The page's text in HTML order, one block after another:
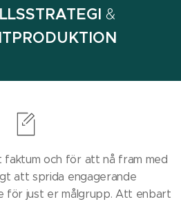
&
och för att nå fram med
att sprida engagerande
för just er målgrupp. Att enbart